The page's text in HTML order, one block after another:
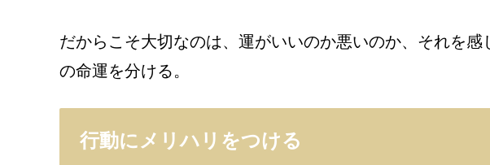
だからこそ大切なのは、運がいいのか悪いのか、それを
の命運を分ける。
行動にメリハリをつける